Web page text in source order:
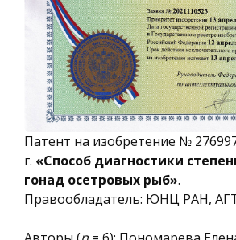
Патент на изобретение №
г. «Способ диагностики
гонад осетровых рыб».
Правообладатель: ЮНЦ РАН,